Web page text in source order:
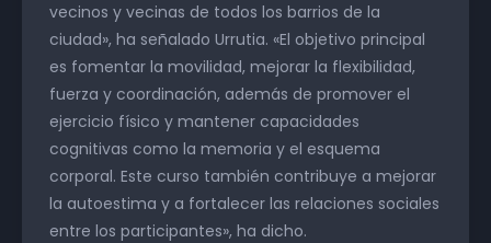
vecinos y vecinas de todos los barrios de la
ciudad», ha señalado Urrutia. «El objetivo principal
es fomentar la movilidad, mejorar la flexibilidad,
fuerza y coordinación, además de promover el
ejercicio físico y mantener capacidades
cognitivas como la memoria y el esquema
corporal. Este curso también contribuye a mejorar
la autoestima y a fortalecer las relaciones sociales
entre los participantes», ha dicho.